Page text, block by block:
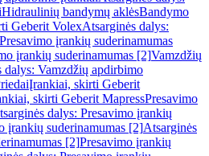
Hidraulinių bandymų aklėsBandymo
Geberit VolexAtsarginės dalys:
Presavimo įrankių suderinamumas
įrankių suderinamumas [2]Vamzdžių
dalys: Vamzdžių apdirbimo
Įrankiai, skirti Geberit
skirti Geberit MapressPresavimo
dalys: Presavimo įrankių
įrankių suderinamumas [2]Atsarginės
[2]Presavimo įrankių